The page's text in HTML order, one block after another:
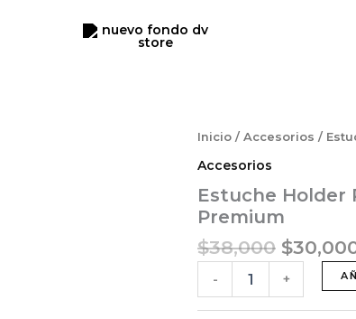
Inicio / Accesorios /
Accesorios
Estuche Holder
Premium
$38,000
El
era:
$38,000.
$
-
Estuche
Porta
Celular
Documentos
Premium
cantidad
+